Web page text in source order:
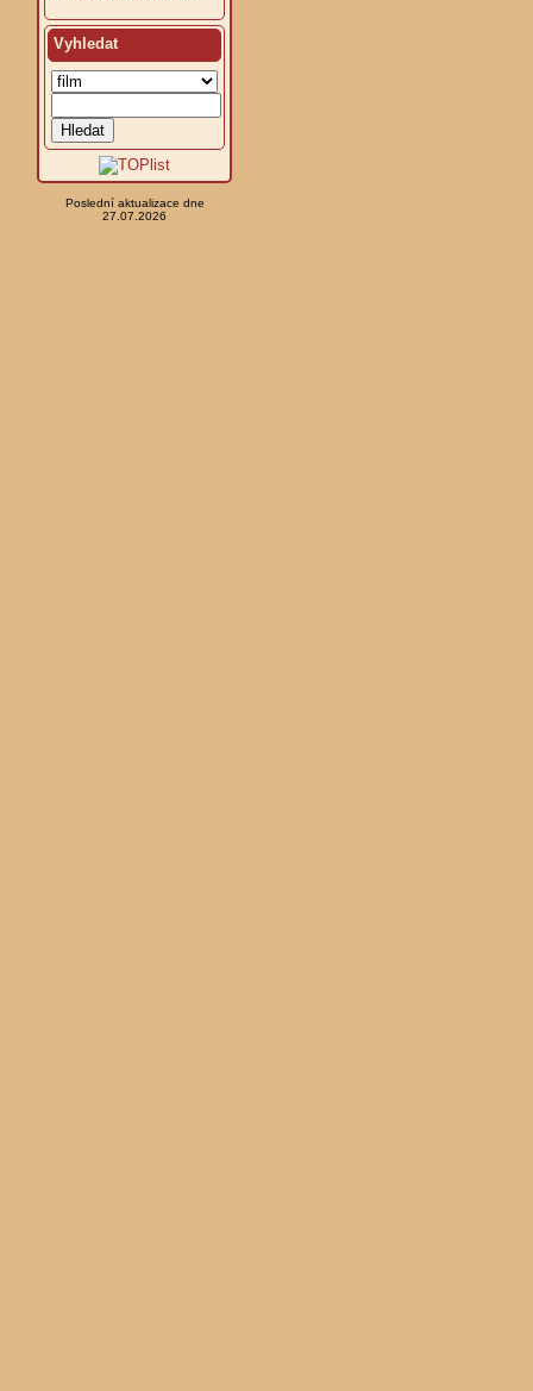
Vyhledat
Poslední aktualizace dne
27.07.2026